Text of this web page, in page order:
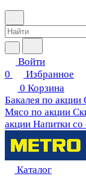
Войти
0
Избранное
0 Корзина
Бакалея по акции
Мясо по акции
акции Напитки со
Каталог